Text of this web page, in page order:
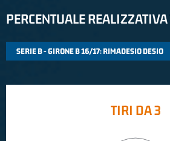
PERCENTUALE
TIRI DA 3